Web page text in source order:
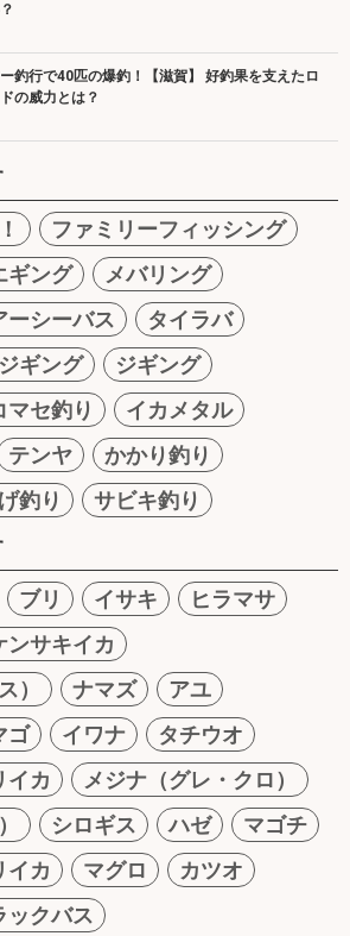
釣行で40匹の爆釣！【滋賀】 好釣果を支えたロ
の威力とは？
ファミリーフィッシング
ギング
メバリング
ーシーバス
タイラバ
ギング
ジギング
マセ釣り
イカメタル
テンヤ
かかり釣り
釣り
サビキ釣り
ブリ イサキ
ヒラマサ
ンサキイカ
）
ナマズ
アユ
ゴ イワナ
タチウオ
イカ
メジナ（グレ・クロ）
シロギス ハゼ
マゴチ
イカ マグロ
カツオ
ックバス